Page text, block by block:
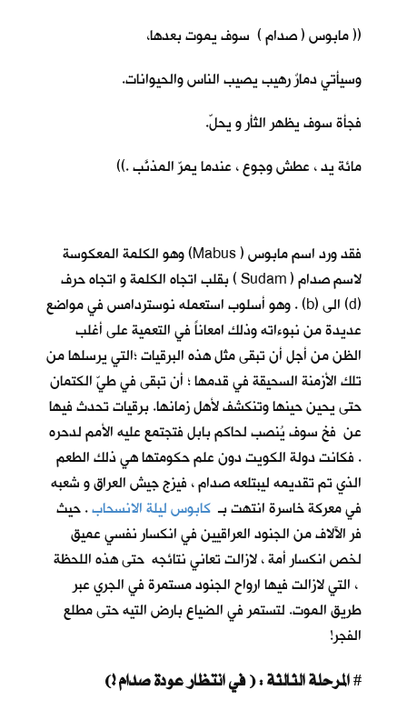
(( مابوس ( صدام ) سوف يموت بعدها،
وسيأتي دمارٌ رهيب يصيب الناس والحيوانات.
فجأة سوف يظهر الثأر و يحلّ.
مائة يد ، عطش وجوع ، عندما يمرّ المذنَّب .))
فقد ورد اسم مابوس ( Mabus) وهو الكلمة المعكوسة
لاسم صدام ( Sudam ) بقلب اتجاه الكلمة و اتجاه حرف
(d) الى (b) . وهو أسلوب استعمله نوستردامس في مواضع
عديدة من نبوءاته وذلك امعاناً في التعمية على أغلب
الظن من أجل أن تبقى مثل هذه البرقيات ؛التي يرسلها من
تلك الأزمنة السحيقة في قدمها ؛ أن تبقى في طيّ الكتمان
حتى يحين حينها وتنكشف لأهل زمانها. برقيات تحدث فيها
عن فخ سوف يُنصب لحاكم بابل فتجتمع عليه الأمم لدحره
. فكانت دولة الكويت دون علم حكومتها هي ذلك الطعم
الذي تم تقديمه ليبتلعه صدام ، فيزج جيش العراق و شعبه
في معركة خاسرة انتهت بـ كابوس ليلة الانسحاب. حيث
فر الآلاف من الجنود العراقيين في انكسار نفسي عميق
لخص انكسار أمة ، لازالت تعاني نتائجه حتى هذه اللحظة
، التي لازالت فيها ارواح الجنود مستمرة في الجري عبر
طريق الموت. لتستمر في الضياع بارض التيه حتى مطلع
الفجر!
#